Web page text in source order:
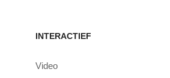
INTERACTIEF
Video